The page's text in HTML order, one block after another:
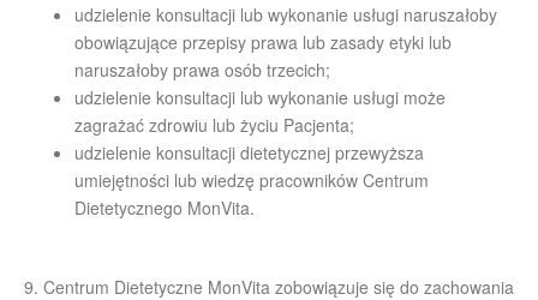
udzielenie konsultacji lub wykonanie usługi naruszałoby
obowiązujące przepisy prawa lub zasady etyki lub
naruszałoby prawa osób trzecich;
udzielenie konsultacji lub wykonanie usługi może
zagrażać zdrowiu lub życiu Pacjenta;
udzielenie konsultacji dietetycznej przewyższa
umiejętności lub wiedzę pracowników Centrum
Dietetycznego MonVita.
9. Centrum Dietetyczne MonVita zobowiązuje się do zachowania